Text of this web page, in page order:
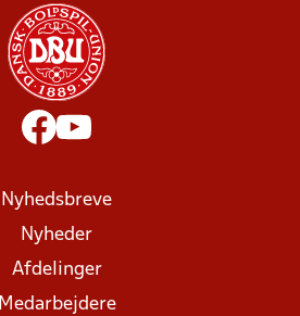
Nyhedsbreve
Nyheder
Afdelinger
Medarbejdere